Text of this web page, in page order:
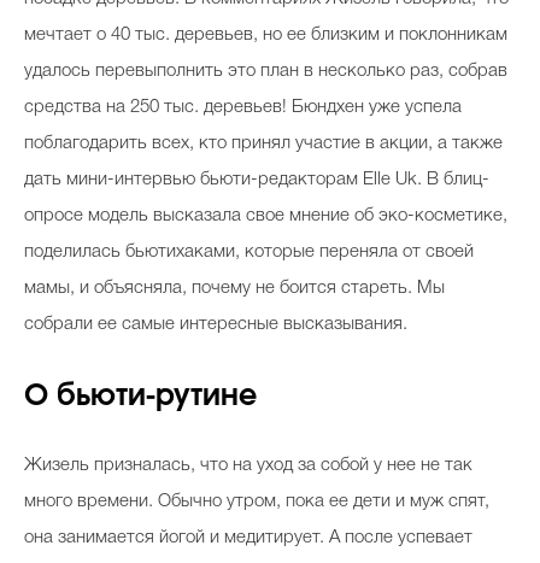
мечтает о 40 тыс. деревьев, но ее близким и поклонникам
удалось перевыполнить это план в несколько раз, собрав
средства на 250 тыс. деревьев! Бюндхен уже успела
поблагодарить всех, кто принял участие в акции, а также
дать мини-интервью бьюти-редакторам Elle Uk. В блиц-
опросе модель высказала свое мнение об эко-косметике,
поделилась бьютихаками, которые переняла от своей
мамы, и объясняла, почему не боится стареть. Мы
собрали ее самые интересные высказывания.
О бьюти-рутине
Жизель призналась, что на уход за собой у нее не так
много времени. Обычно утром, пока ее дети и муж спят,
она занимается йогой и медитирует. А после успевает